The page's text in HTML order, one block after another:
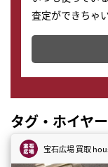
査定ができちゃ
どこからでもす
タグ・ホイヤ
宝石広場 買取